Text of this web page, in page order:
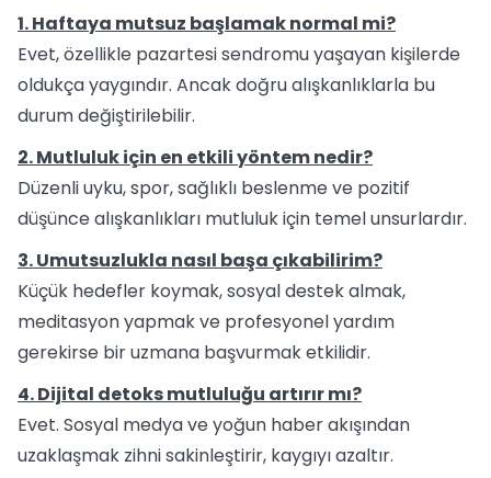
1. Haftaya mutsuz başlamak normal mi?
Evet, özellikle pazartesi sendromu yaşayan kişilerde
oldukça yaygındır. Ancak doğru alışkanlıklarla bu
durum değiştirilebilir.
2. Mutluluk için en etkili yöntem nedir?
Düzenli uyku, spor, sağlıklı beslenme ve pozitif
düşünce alışkanlıkları mutluluk için temel unsurlardır.
3. Umutsuzlukla nasıl başa çıkabilirim?
Küçük hedefler koymak, sosyal destek almak,
meditasyon yapmak ve profesyonel yardım
gerekirse bir uzmana başvurmak etkilidir.
4. Dijital detoks mutluluğu artırır mı?
Evet. Sosyal medya ve yoğun haber akışından
uzaklaşmak zihni sakinleştirir, kaygıyı azaltır.